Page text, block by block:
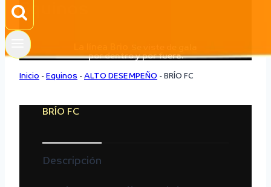
Equinos
por dentro y por fuera.
Inicio - Equinos - ALTO DESEMPEÑO - BRÍO FC
BRÍO FC
Descripción